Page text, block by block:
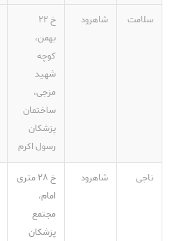
سلامت شاهرود
خ ۲۲
بهمن،
کوچه
شهید
مزجی،
ساختمان
پزشکان
رسول اکرم
ناجی شاهرود
خ ۲۸ متری
امام،
مجتمع
پزشکان